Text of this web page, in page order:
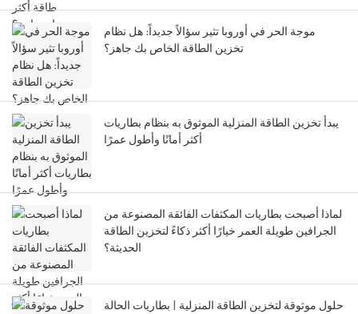
موجة الحر في أوروبا تثير سؤالاً جديداً: هل نظام
تخزين الطاقة الخاص بك جاهز؟
يبدأ تخزين الطاقة المنزلية الموثوق به بنظام بطاريات
أكثر أمانًا وأطول عمرًا
لماذا أصبحت بطاريات المكثفات الفائقة المصنوعة من
الجرافين طويلة العمر خيارًا أكثر ذكاءً لتخزين الطاقة
الحديثة؟
حلول موثوقة لتخزين الطاقة المنزلية | بطاريات الحالة